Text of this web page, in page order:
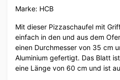
Marke: HCB
Mit dieser Pizzaschaufel mit
einfach in den und aus dem
einen Durchmesser von 35 cm
Aluminium gefertigt. Das Blatt
eine Länge von 60 cm und ist